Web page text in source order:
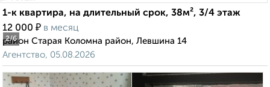
2/6
1-к квартира, на длительный срок, 38м², 3/4 этаж
12 000 ₽ в месяц
район Старая Коломна район, Левшина 14
Агентство, 05.08.2026